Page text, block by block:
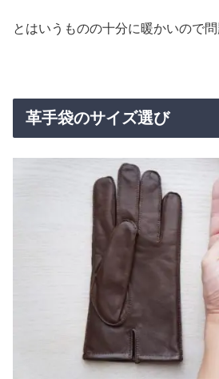
とはいうものの十分に暖かいので問
革手袋のサイズ選び